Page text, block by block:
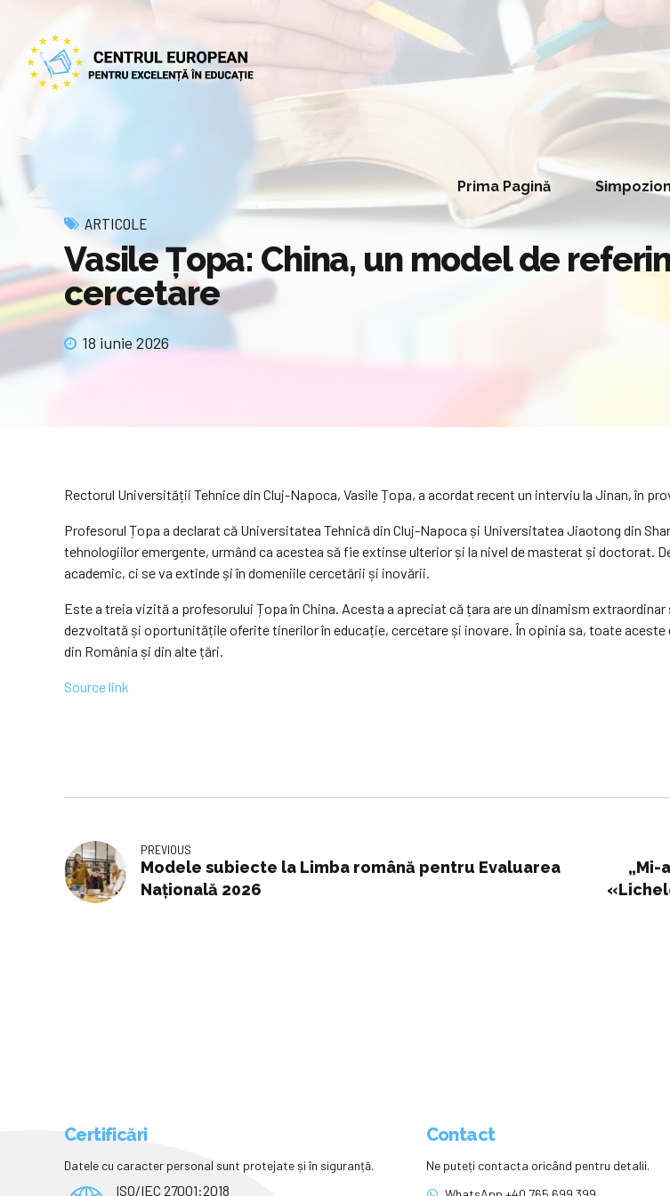
Prima Pagină
ARTICOLE
Vasile Țopa: China, un model de
cercetare
18 iunie 2026
Rectorul Universității Tehnice din Cluj-Napoca, Vasile Țopa, a acordat recent un interviu la Jinan, în
Profesorul Țopa a declarat că Universitatea Tehnică din Cluj-Napoca și Universitatea Jiaotong din
tehnologiilor emergente, urmând ca acestea să fie extinse ulterior și la nivel de masterat și doctorat.
academic, ci se va extinde și în domeniile cercetării și inovării.
Este a treia vizită a profesorului Țopa în China. Acesta a apreciat că țara are un dinamism
dezvoltată și oportunitățile oferite tinerilor în educație, cercetare și inovare. În opinia sa, toate
din România și din alte țări.
Source link
PREVIOUS
Modele subiecte la Limba română pentru Evaluarea
Națională 2026
„Mi-
Certificări
Datele cu caracter personal sunt protejate și în siguranță.
ISO/IEC 27001:2018
Contact
Ne puteți contacta oricând pentru detalii.